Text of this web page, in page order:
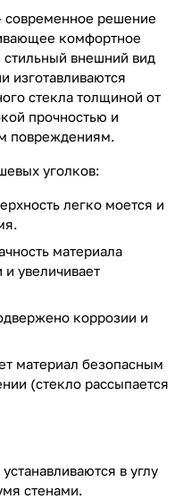
современное решение
комфортное
стильный внешний вид
изготавливаются
стекла толщиной от
прочностью и
повреждениям.
уголков:
легко моется и
материала
увеличивает
коррозии и
материал безопасным
(стекло рассыпается
в углу
стенами.